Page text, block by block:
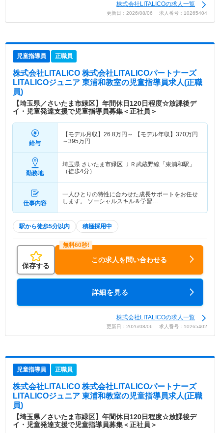
株式会社LITALICOの求人一覧
更新日：2026/08/06 求人番号：10265404
児童指導員 正職員
株式会社LITALICO 株式会社LITALICOパートナーズ
LITALICOジュニア 東浦和教室の児童指導員求人(正職
員)
【埼玉県／さいたま市緑区】年間休日120日程度☆放課後デ
イ・児童発達支援で児童指導員募集＜正社員＞
給与
【モデル月収】 26.8万円～ 【モデル年収】 370万円
～395万円
勤務地
埼玉県 さいたま市緑区 ＪＲ武蔵野線「東浦和駅」
（徒歩4分）
仕事内容
一人ひとりの特性に合わせた成長サポートをお任せ
します。 ソーシャルスキル＆学習…
駅から徒歩5分以内 積極採用中
保存する
この求人を問い合わせる
詳細を見る
株式会社LITALICOの求人一覧
更新日：2026/08/06 求人番号：10265402
児童指導員 正職員
株式会社LITALICO 株式会社LITALICOパートナーズ
LITALICOジュニア 東浦和教室の児童指導員求人(正職
員)
【埼玉県／さいたま市緑区】年間休日120日程度☆放課後デ
イ・児童発達支援で児童指導員募集＜正社員＞